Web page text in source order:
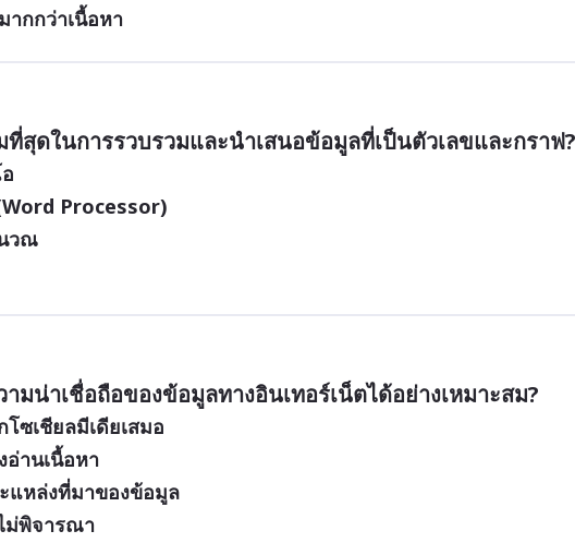
ากกว่าเนื้อหา
สุดในการรวบรวมและนำเสนอข้อมูลที่เป็นตัวเลขและกราฟ?
Processor)
วณ
มน่าเชื่อถือของข้อมูลทางอินเทอร์เน็ตได้อย่างเหมาะสม?
ซเชียลมีเดียเสมอ
อ่านเนื้อหา
แหล่งที่มาของข้อมูล
ม่พิจารณา